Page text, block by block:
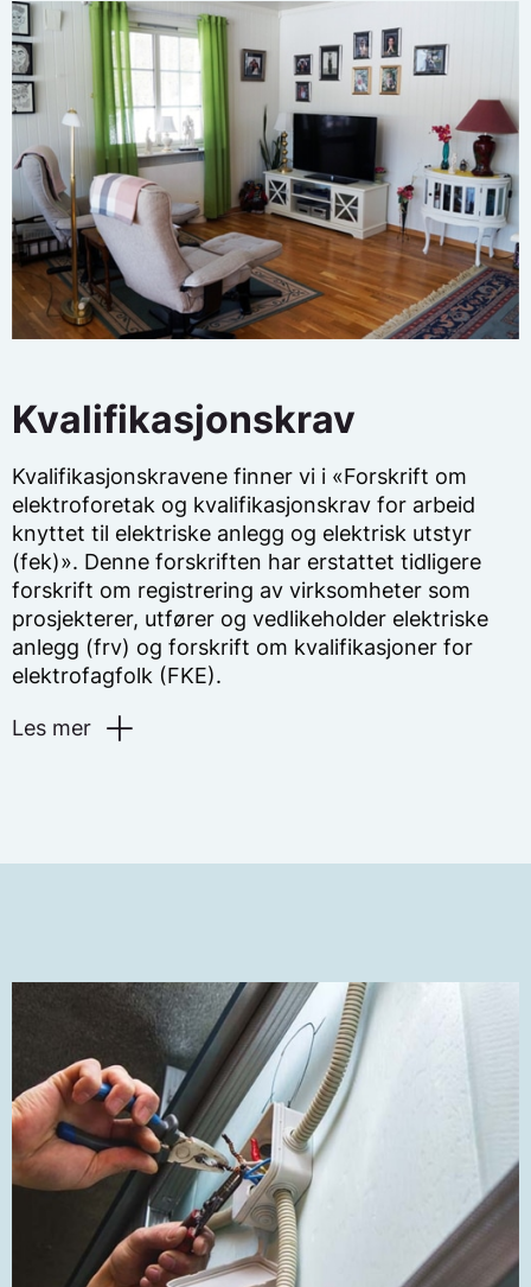
Kvalifikasjonskrav
Kvalifikasjonskravene finner vi i «Forskrift om
elektroforetak og kvalifikasjonskrav for arbeid
knyttet til elektriske anlegg og elektrisk utstyr
(fek)». Denne forskriften har erstattet tidligere
forskrift om registrering av virksomheter som
prosjekterer, utfører og vedlikeholder elektriske
anlegg (frv) og forskrift om kvalifikasjoner for
elektrofagfolk (FKE).
Les mer
personer som ønsker å installere elektriske anlegg
Den som skal ha det faglige ansvaret for
installasjon av elektriske anlegg i egen bolig og
fritidsbolig.
Den som bygger og vedlikeholder elektriske
anlegg i egen bolig og fritidsbolig.
Dersom disse oppgavene ikke skal deles på to
personer, må personen oppfylle begge vilkårene.
Forskrift om elektroforetak og kvalifikasjonskrav for
arbeid knyttet til elektriske anlegg og elektrisk utstyr